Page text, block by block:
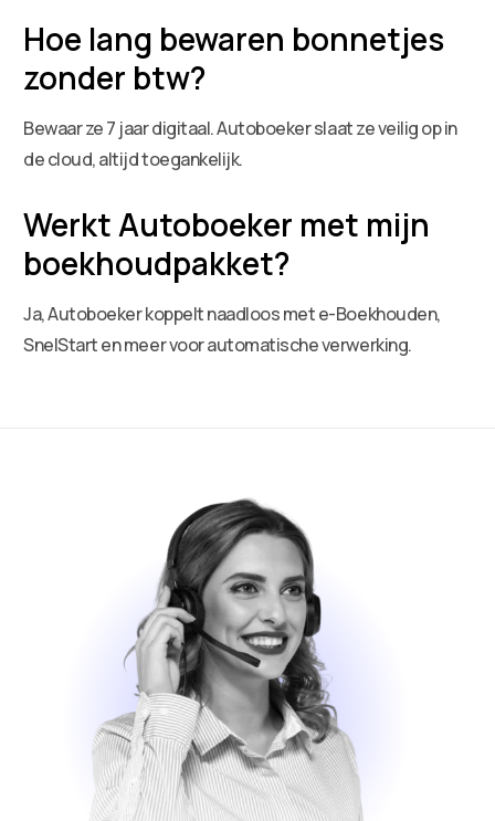
Hoe lang bewaren bonnetjes
zonder btw?
Bewaar ze 7 jaar digitaal. Autoboeker slaat ze veilig op in
de cloud, altijd toegankelijk.
Werkt Autoboeker met mijn
boekhoudpakket?
Ja, Autoboeker koppelt naadloos met e-Boekhouden,
SnelStart en meer voor automatische verwerking.